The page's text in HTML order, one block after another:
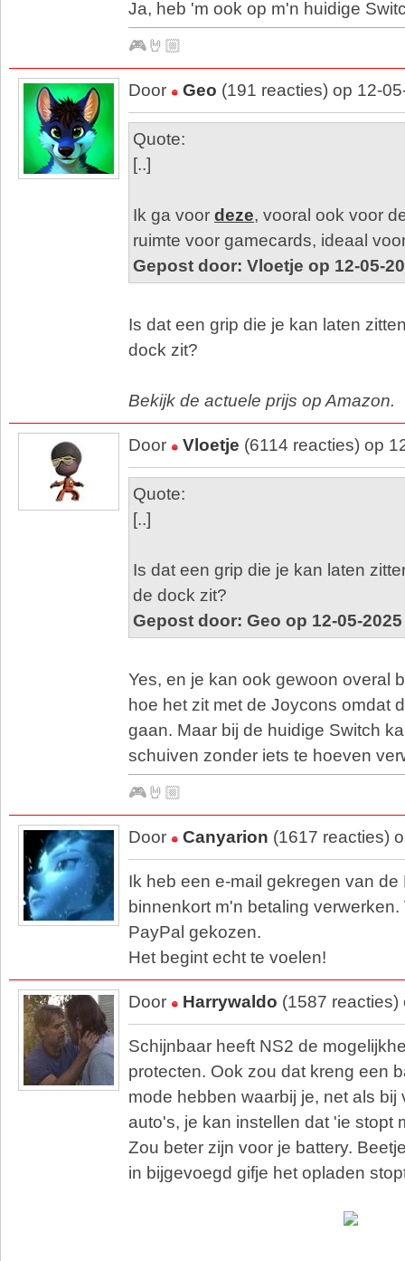
Ja, heb 'm ook op m'n huidige
🎮🤘🏼
Door Geo (191 reacties) op 12-
Quote:
[..]
Ik ga voor deze, vooral ook voor
ruimte voor gamecards, ideaal
Gepost door: Vloetje op 12-05-
Is dat een grip die je kan laten
dock zit?
Bekijk de actuele prijs op Amazon.
Door Vloetje (6114 reacties) op
Quote:
[..]
Is dat een grip die je kan laten
de dock zit?
Gepost door: Geo op 12-05-
Yes, en je kan ook gewoon overal
hoe het zit met de Joycons omdat
gaan. Maar bij de huidige Switch
schuiven zonder iets te hoeven
🎮🤘🏼
Door Canyarion (1617 reacties)
Ik heb een e-mail gekregen van
binnenkort m'n betaling
PayPal gekozen.
Het begint echt te voelen!
Door Harrywaldo (1587
Schijnbaar heeft NS2 de
protecten. Ook zou dat kreng een
mode hebben waarbij je, net als bij
auto's, je kan instellen dat 'ie stopt
Zou beter zijn voor je battery.
in bijgevoegd gifje het opladen